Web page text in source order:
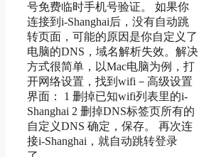
号免费临时手机号验证。 如果你
连接到i-Shanghai后，没有自动跳
转页面，可能的原因是你自定义了
电脑的DNS，域名解析失效。解决
方式很简单，以Mac电脑为例，打
开网络设置，找到wifi－高级设置
界面： 1 删掉已知wifi列表里的i-
Shanghai 2 删掉DNS标签页所有的
自定义DNS 确定，保存。 再次连
接i-Shanghai，就自动跳转登录